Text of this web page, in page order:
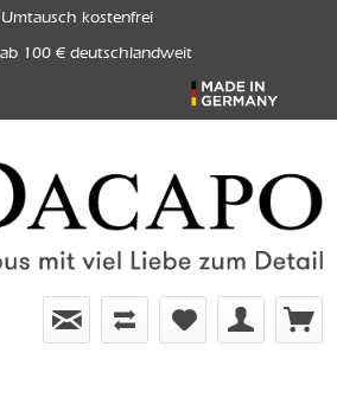
kostenfrei
100 € deutschlandweit